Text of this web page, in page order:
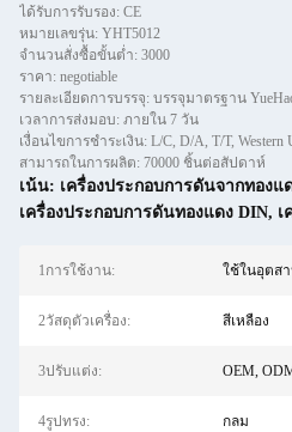
ได้รับการรับรอง: CE
หมายเลขรุ่น: YHT5012
จำนวนสั่งซื้อขั้นต่ำ: 3000
ราคา: negotiable
รายละเอียดการบรรจุ: บรรจุมาตรฐาน
เวลาการส่งมอบ: ภายใน 7 วัน
เงื่อนไขการชำระเงิน: L/C, D/A, T/T, Western
สามารถในการผลิต: 70000 ชิ้นต่อสัปดาห์
เน้น: เครื่องประกอบการดันจากทองแ
เครื่องประกอบการดันทองแดง DIN, เ
1การใช้งาน: ใช้ในอุตส
2วัสดุตัวเครื่อง: สีเหลือง
3ปรับแต่ง: OEM,
4รูปทรง: กลม